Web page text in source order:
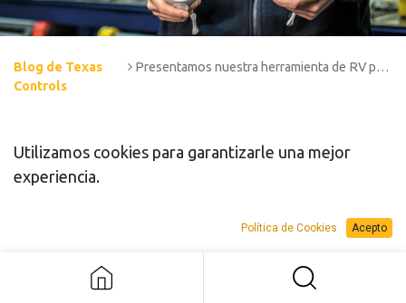
Blog de Texas
Controls
Presentamos nuestra herramienta de RV para el sector eólico
Texas Controls a la vanguardia
En la línea de activación de productos que faciliten a
Utilizamos cookies para garantizarle una mejor
experiencia.
Política de Cookies Acepto